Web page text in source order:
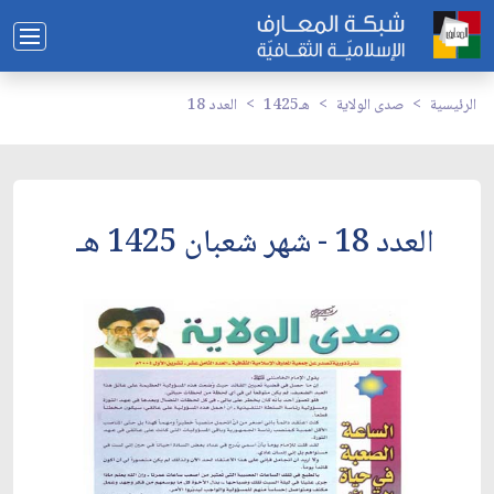
الرئيسية صدى الولاية 1425هـ العدد 18
العدد 18 - شهر شعبان 1425 هـ